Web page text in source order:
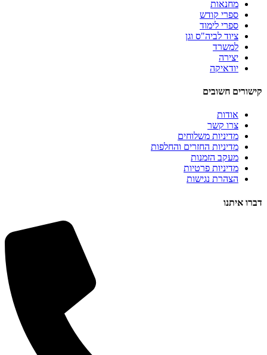
מחנאות
ספרי קודש
ספרי לימוד
ציוד לביה"ס וגן
למשרד
יצירה
יודאיקה
קישורים חשובים
אודות
צרו קשר
מדיניות משלוחים
מדיניות החזרים והחלפות
מעקב הזמנות
מדיניות פרטיות
הצהרת נגישות
דברו איתנו